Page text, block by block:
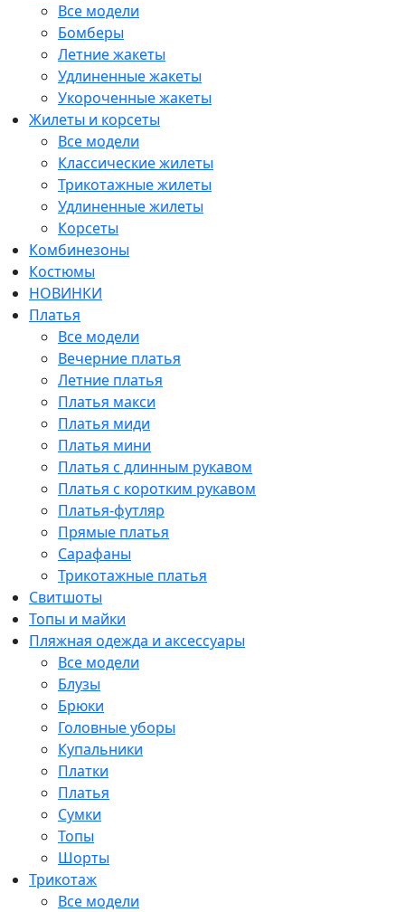
Все модели
Бомберы
Летние жакеты
Удлиненные жакеты
Укороченные жакеты
Жилеты и корсеты
Все модели
Классические жилеты
Трикотажные жилеты
Удлиненные жилеты
Корсеты
Комбинезоны
Костюмы
НОВИНКИ
Платья
Все модели
Вечерние платья
Летние платья
Платья макси
Платья миди
Платья мини
Платья с длинным рукавом
Платья с коротким рукавом
Платья-футляр
Прямые платья
Сарафаны
Трикотажные платья
Свитшоты
Топы и майки
Пляжная одежда и аксессуары
Все модели
Блузы
Брюки
Головные уборы
Купальники
Платки
Платья
Сумки
Топы
Шорты
Трикотаж
Все модели